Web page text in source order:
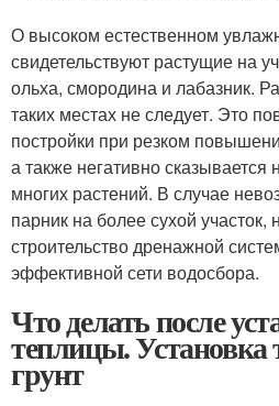
О высоком естественном
свидетельствуют растущие на
ольха, смородина и лабазник.
таких местах не следует. Это
постройки при резком
а также негативно сказывается
многих растений. В случае
парник на более сухой участок,
строительство дренажной
эффективной сети водосбора.
Что делать после
теплицы.
грунт